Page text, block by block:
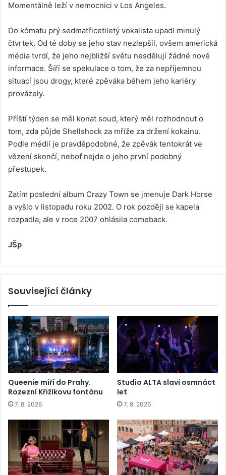
Momentálně leží v nemocnici v Los Angeles.
Do kómatu prý sedmatřicetiletý vokalista upadl minulý
čtvrtek. Od té doby se jeho stav nezlepšil, ovšem americká
média tvrdí, že jeho nejbližší světu nesdělují žádné nové
informace. Šíří se spekulace o tom, že za nepříjemnou
situací jsou drogy, které zpěváka během jeho kariéry
provázely.
Příští týden se měl konat soud, který měl rozhodnout o
tom, zda půjde Shellshock za mříže za držení kokainu.
Podle médií je pravděpodobné, že zpěvák tentokrát ve
vězení skončí, neboť nejde o jeho první podobný
přestupek.
Zatím poslední album Crazy Town se jmenuje Dark Horse
a vyšlo v listopadu roku 2002. O rok později se kapela
rozpadla, ale v roce 2007 ohlásila comeback.
JŠp
Související články
Queenie míří do Prahy.
Rozezní Křižíkovu fontánu
7. 8. 2026
Studio ALTA slaví osmnáct
let
7. 8. 2026